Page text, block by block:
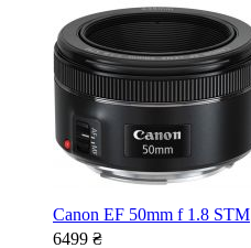
Canon EF 50mm f 1.8 STM
6499 ₴